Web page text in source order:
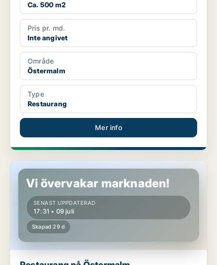
Ca. 500 m2
Pris pr. md.
Inte angivet
Område
Östermalm
Type
Restaurang
Mer info
Restaurang på Östermalm
Vi övervakar marknaden!
SENAST UPPDATERAD
17:31 • 09 juli
Skapad 29 d